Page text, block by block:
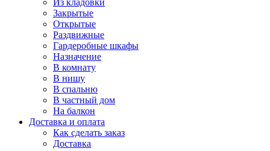
Из кладовки
Закрытые
Открытые
Раздвижные
Гардеробные шкафы
Назначение
В комнату
В нишу
В спальню
В частный дом
На балкон
Доставка и оплата
Как сделать заказ
Доставка